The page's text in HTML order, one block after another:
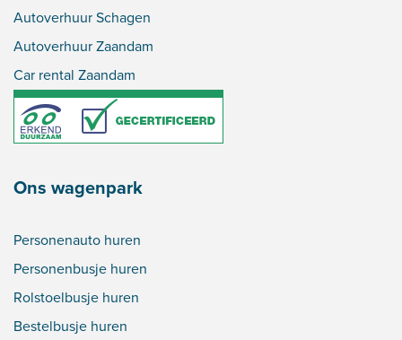
Autoverhuur Schagen
Autoverhuur Zaandam
Car rental Zaandam
Ons wagenpark
Personenauto huren
Personenbusje huren
Rolstoelbusje huren
Bestelbusje huren